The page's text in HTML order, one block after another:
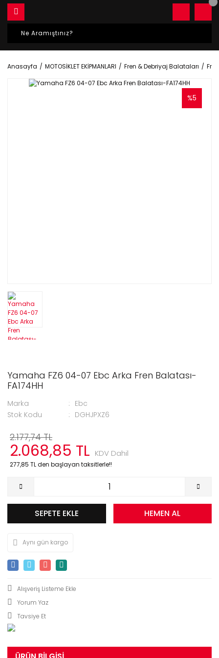
Anasayfa MOTOSİKLET EKİPMANLARI Fren & Debriyaj Balataları
%5
Yamaha FZ6 04-07 Ebc Arka Fren Balatası-
FA174HH
Marka
Ebc
Stok Kodu
DGHJPXZ6
2.177,74 TL
2.068,85 TL KDV Dahil
277,85 TL den başlayan taksitlerle!!
SEPETE EKLE HEMEN AL
Aynı gün kargo
Yorum Yaz
Tavsiye Et